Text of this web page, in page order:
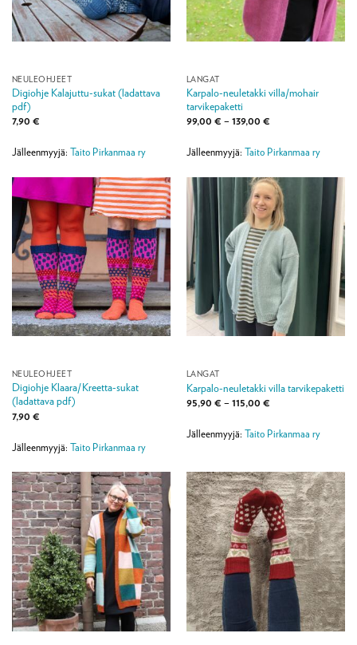
NEULEOHJEET
Digiohje Kalajuttu-sukat (ladattava
pdf)
7,90 €
Jälleenmyyjä: Taito Pirkanmaa ry
LANGAT
Karpalo-neuletakki villa/mohair
tarvikepaketti
99,00 € – 139,00 €Hintaluokka:
139,00 €
Jälleenmyyjä: Taito Pirkanmaa ry
NEULEOHJEET
Digiohje Klaara/Kreetta-sukat
(ladattava pdf)
7,90 €
Jälleenmyyjä: Taito Pirkanmaa ry
LANGAT
Karpalo-neuletakki villa tarvikepaketti
95,90 € – 115,00 €Hintaluokka:
115,00 €
Jälleenmyyjä: Taito Pirkanmaa ry